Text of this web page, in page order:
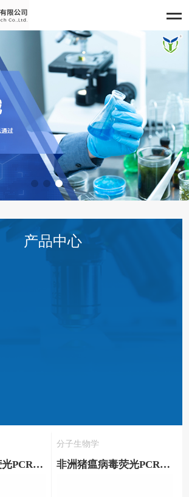
产品中心
非洲猪瘟病毒荧光PCR检测试剂盒
分子生物学
非洲猪瘟病毒荧光PCR检测试剂盒（一步法）